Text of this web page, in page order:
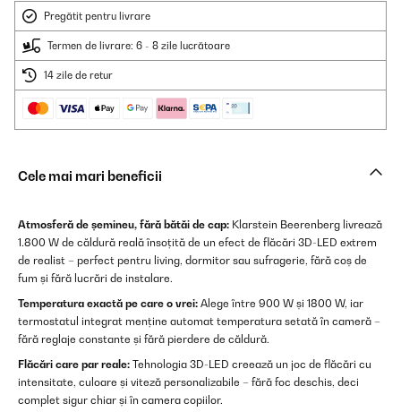
Pregătit pentru livrare
Termen de livrare: 6 - 8 zile lucrătoare
14 zile de retur
Cele mai mari beneficii
Atmosferă de șemineu, fără bătăi de cap: Klarstein Beerenberg livrează
1.800 W de căldură reală însoțită de un efect de flăcări 3D-LED extrem
de realist – perfect pentru living, dormitor sau sufragerie, fără coș de
fum și fără lucrări de instalare.
Temperatura exactă pe care o vrei: Alege între 900 W și 1800 W, iar
termostatul integrat menține automat temperatura setată în cameră –
fără reglaje constante și fără pierdere de căldură.
Flăcări care par reale: Tehnologia 3D-LED creează un joc de flăcări cu
intensitate, culoare și viteză personalizabile – fără foc deschis, deci
complet sigur chiar și în camera copiilor.